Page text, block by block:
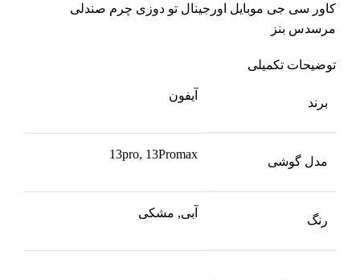
کاور سی جی موبایل اورجینال تو دوزی چرم صندلی
مرسدس بنز
توضیحات تکمیلی
برند
آیفون
مدل گوشی
13pro, 13Promax
رنگ
آبی, مشکی